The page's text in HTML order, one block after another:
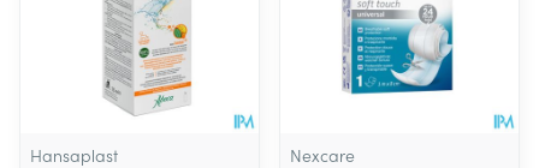
Hansaplast
Nexcare